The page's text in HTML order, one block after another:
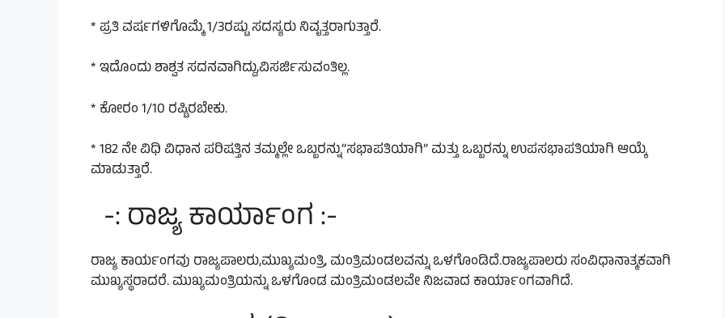
* ಪ್ರತಿ ವರ್ಷಗಳಿಗೊಮ್ಮೆ 1/3ರಷ್ಟು ಸದಸ್ಯರು ನಿವೃತ್ತರಾಗುತ್ತಾರೆ.
* ಇದೊಂದು ಶಾಶ್ವತ ಸದನವಾಗಿದ್ದು,ವಿಸರ್ಜಿಸುವಂತಿಲ್ಲ.
* ಕೋರಂ 1/10 ರಷ್ಟಿರಬೇಕು.
* 182 ನೇ ವಿಧಿ ವಿಧಾನ ಪರಿಷತ್ತಿನ ತಮ್ಮಲ್ಲೇ ಒಬ್ಬರನ್ನು”ಸಭಾಪತಿಯಾಗಿ” ಮತ್ತು ಒಬ್ಬರನ್ನು ಉಪಸಭಾಪತಿಯಾಗಿ ಆಯ್ಕೆ
ಮಾಡುತ್ತಾರೆ.
-: ರಾಜ್ಯ ಕಾರ್ಯಾಂಗ :-
ರಾಜ್ಯ ಕಾರ್ಯಂಗವು ರಾಜ್ಯಪಾಲರು,ಮುಖ್ಯಮಂತ್ರಿ, ಮಂತ್ರಿಮಂಡಲವನ್ನು ಒಳಗೊಂಡಿದೆ.ರಾಜ್ಯಪಾಲರು ಸಂವಿಧಾನಾತ್ಮಕವಾಗಿ
ಮುಖ್ಯಸ್ಥರಾದರೆ. ಮುಖ್ಯಮಂತ್ರಿಯನ್ನು ಒಳಗೊಂಡ ಮಂತ್ರಿಮಂಡಲವೇ ನಿಜವಾದ ಕಾರ್ಯಾಂಗವಾಗಿದೆ.